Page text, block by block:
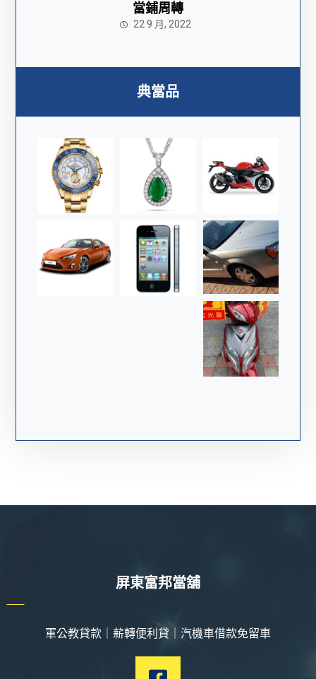
當鋪周轉
22 9 月, 2022
典當品
屏東富邦當舖
軍公教貸款｜薪轉便利貸｜汽機車借款免留車